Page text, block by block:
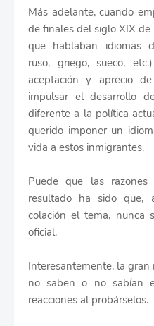
Más adelante, cuando
de finales del siglo XIX de
que hablaban idiomas
ruso, griego, sueco,
aceptación y aprecio
impulsar el desarrollo
diferente a la política
querido imponer un
vida a estos inmigrantes.
Puede que las
resultado ha sido que,
colación el tema, nunca
oficial.
Interesantemente, la
no saben o no sabían
reacciones al probárselos.